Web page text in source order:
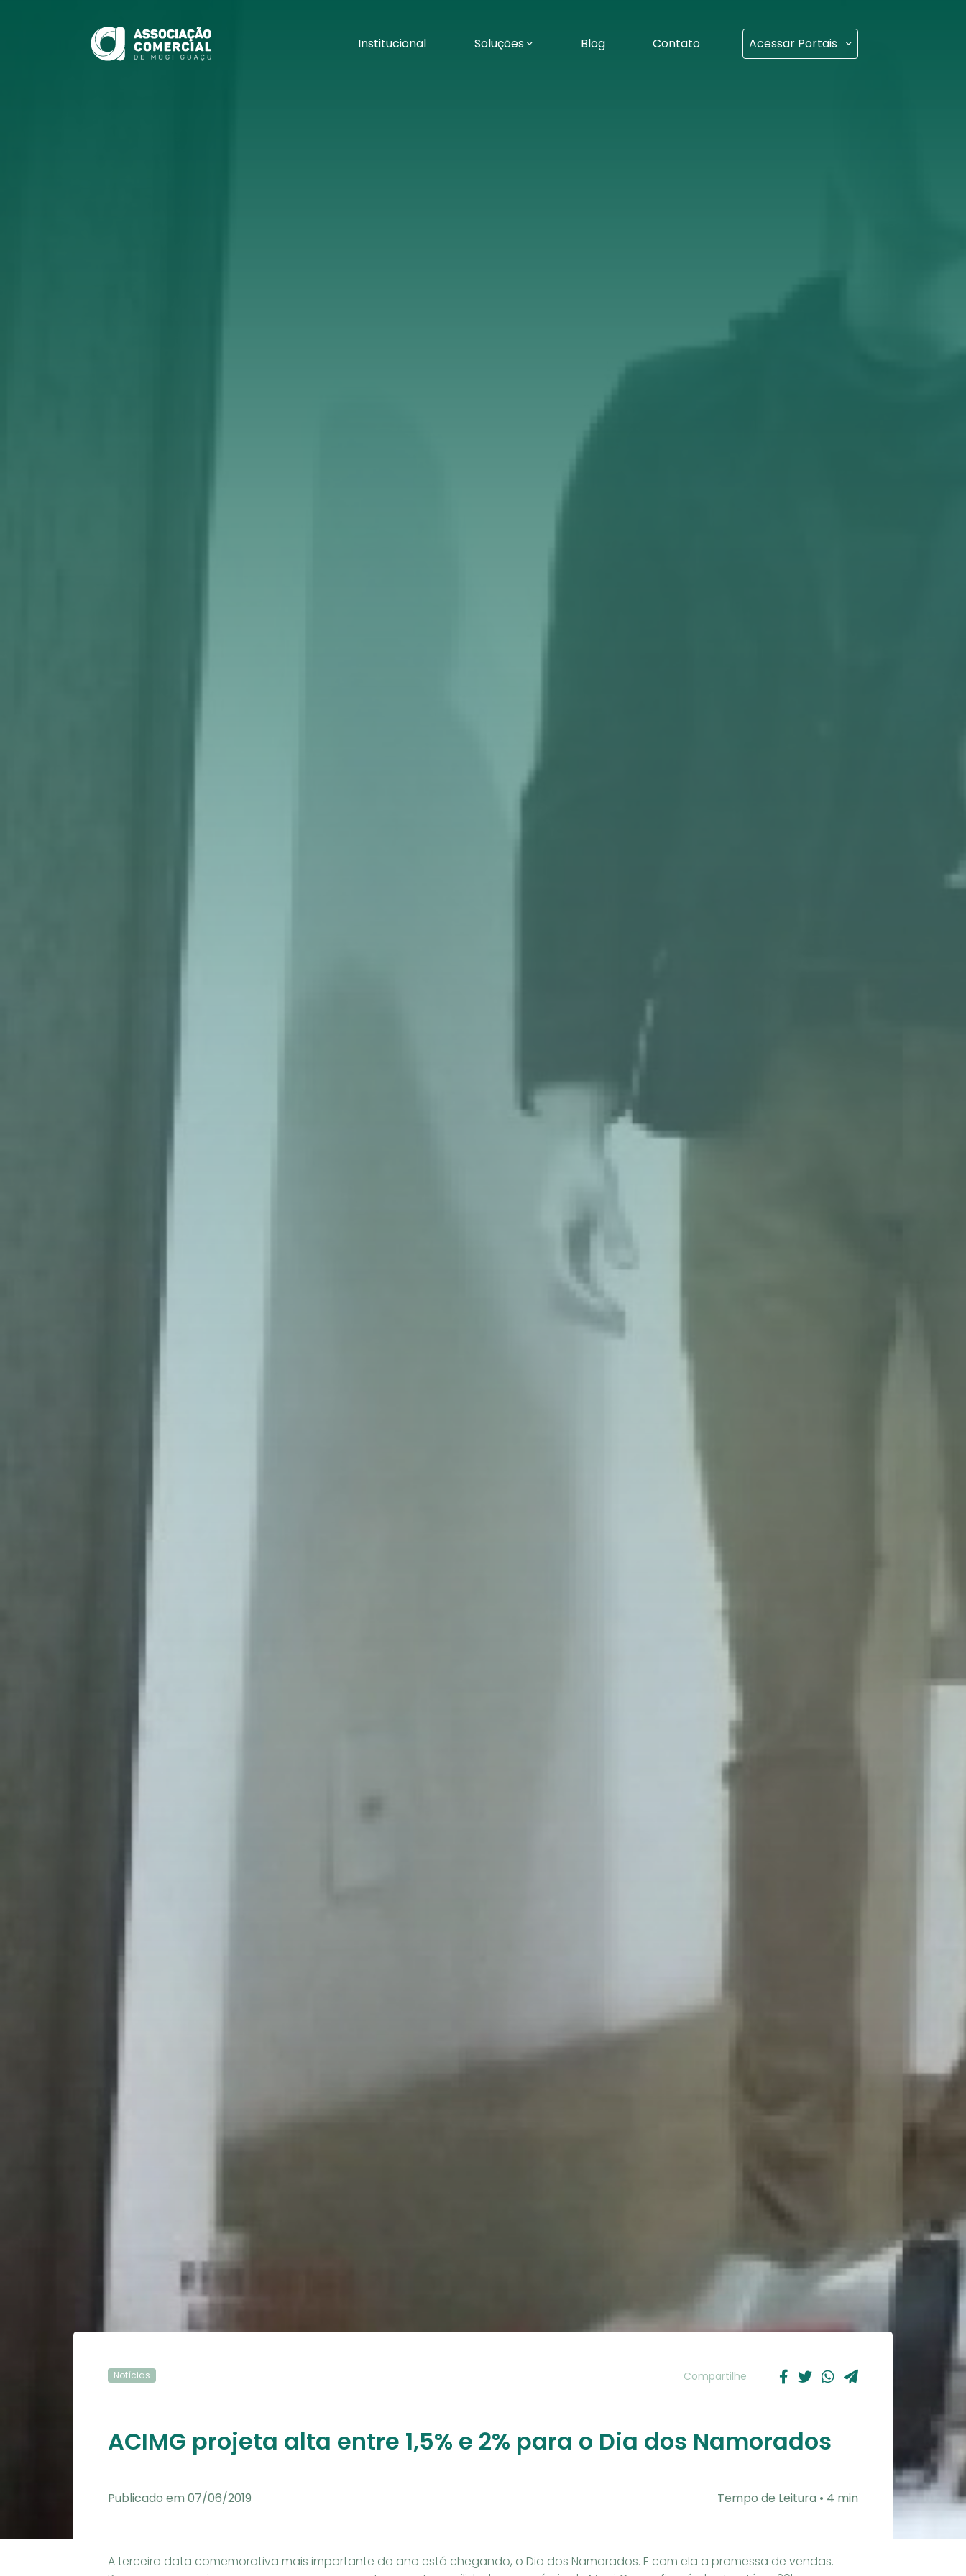
Institucional Soluções Blog Contato Acessar Portais
Notícias Compartilhe
ACIMG projeta alta entre 1,5% e 2% para o Dia dos Namorados
Publicado em 07/06/2019 Tempo de Leitura • 4 min
A terceira data comemorativa mais importante do ano está chegando, o Dia dos Namorados. E com ela a promessa de vendas.